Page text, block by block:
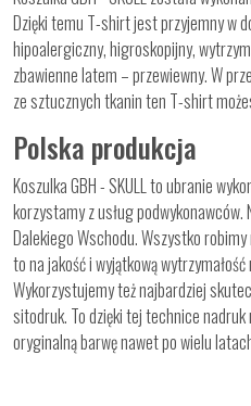
Dzięki temu T-shirt jest przyjemny w
hipoalergiczny, higroskopijny,
zbawienne latem – przewiewny. W
ze sztucznych tkanin ten T-shirt
Polska produkcja
Koszulka GBH - SKULL to ubranie
korzystamy z usług
Dalekiego Wschodu. Wszystko
to na jakość i wyjątkową
Wykorzystujemy też najbardziej
sitodruk. To dzięki tej technice
oryginalną barwę nawet po wielu